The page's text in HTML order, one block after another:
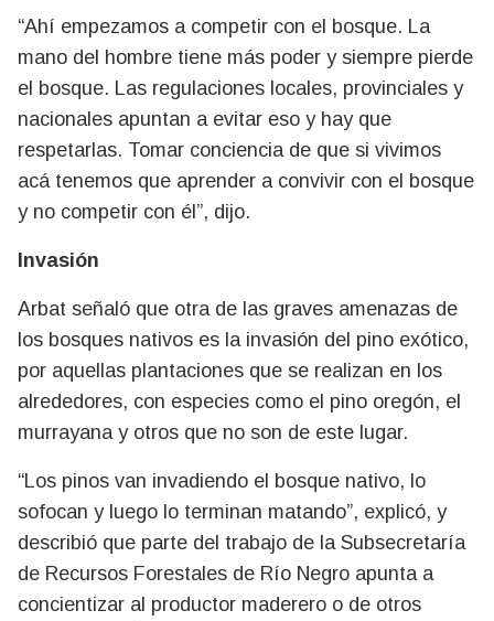
“Ahí empezamos a competir con el bosque. La
mano del hombre tiene más poder y siempre pierde
el bosque. Las regulaciones locales, provinciales y
nacionales apuntan a evitar eso y hay que
respetarlas. Tomar conciencia de que si vivimos
acá tenemos que aprender a convivir con el bosque
y no competir con él”, dijo.
Invasión
Arbat señaló que otra de las graves amenazas de
los bosques nativos es la invasión del pino exótico,
por aquellas plantaciones que se realizan en los
alrededores, con especies como el pino oregón, el
murrayana y otros que no son de este lugar.
“Los pinos van invadiendo el bosque nativo, lo
sofocan y luego lo terminan matando”, explicó, y
describió que parte del trabajo de la Subsecretaría
de Recursos Forestales de Río Negro apunta a
concientizar al productor maderero o de otros